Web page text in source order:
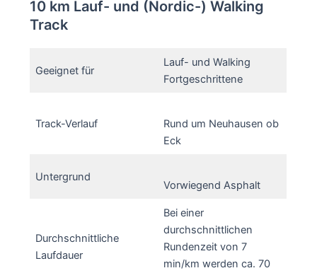
10 km Lauf- und (Nordic-) Walking
Track
Geeignet für
Lauf- und Walking
Fortgeschrittene
Track-Verlauf
Rund um Neuhausen ob
Eck
Untergrund
Vorwiegend Asphalt
Durchschnittliche
Laufdauer
Bei einer
durchschnittlichen
Rundenzeit von 7
min/km werden ca. 70